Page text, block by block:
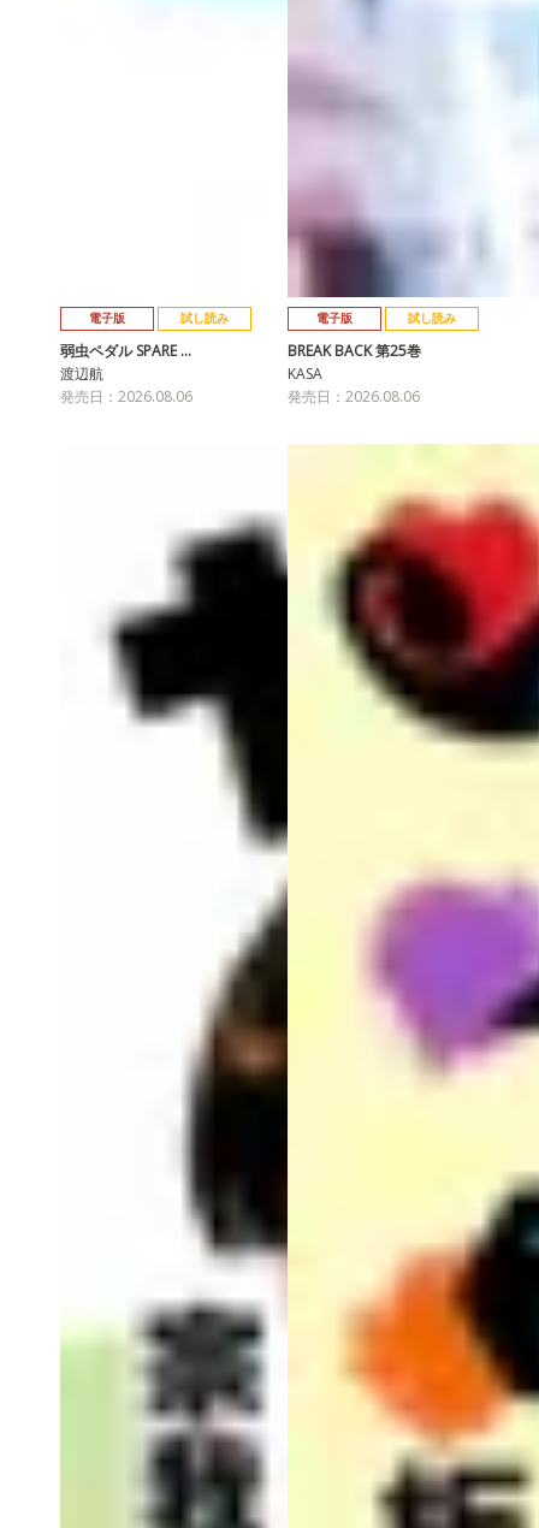
電子版 試し読み
弱虫ペダル SPARE …
渡辺航
発売日：2026.08.06
電子版 試し読み
BREAK BACK 第25巻
KASA
発売日：2026.08.06